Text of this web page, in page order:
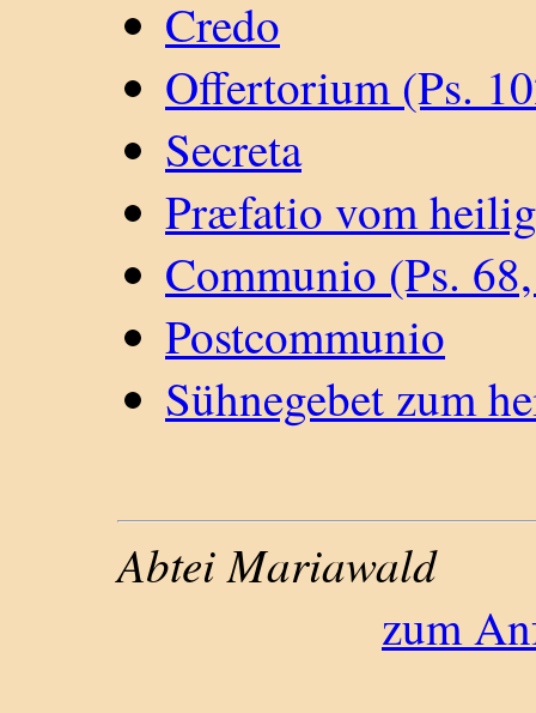
Credo
Offertorium (Ps.
Secreta
Præfatio vom
Communio (Ps.
Postcommunio
Sühnegebet zum
Abtei Mariawald
zum